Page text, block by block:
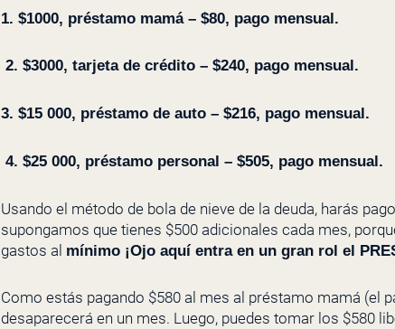
1. $1000, préstamo mamá – $80, pago mensual.
2. $3000, tarjeta de crédito – $240, pago mensual.
3. $15 000, préstamo de auto – $216, pago mensual.
4. $25 000, préstamo personal – $505, pago mensual.
Usando el método de bola de nieve de la deuda, harás
supongamos que tienes $500 adicionales cada mes,
gastos al mínimo ¡Ojo aquí entra en un gran rol el
Como estás pagando $580 al mes al préstamo mamá (el
desaparecerá en un mes. Luego, puedes tomar los $580